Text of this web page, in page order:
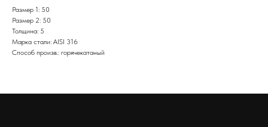
Размер 1: 50
Размер 2: 50
Толщина: 5
Марка стали: AISI 316
Способ произв.: горячекатаный